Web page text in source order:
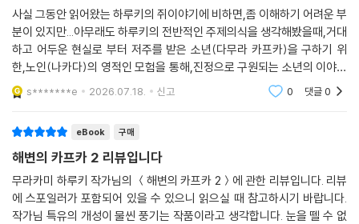
하루키의 전작에서와 마찬가지로 『해변의 카프카』 또한 꿈으로 표현된 환
상성과 초현실성이 전개에 주요한 역할을 한다. 꿈은 단순히 잠을 자는 동
안 체험하는 정신 현상에 그치지 않는다. 내면의 무의식이 반영된 사건이
며, 현실 세계와 직접적으로 연결되어 있기에 그에 따른 책임도 부여되는
것이다. 나카타는 소년 시절 겪은 사고 이후 2주 동안 의식 상실을 경험하
자신도 모르는 사이 고양이 살해범 조니 워커를 죽이고, 하늘에서 물고기
와 거머리가 떨어지는 기현상을 일으킨다. 한편 카프카는 옷에 피가 묻은
채 깨어났던 날, 특별한 꿈의 회로를 통해 도쿄에 있던 아버지를 죽였을 거
라는 가설을 세운다.
작품의 출간 이후 가진 어느 인터뷰를 통해 “다른 어떤 작품보다도 심혈을
기울여 완성했고, 내가 지닌 모든 것을 쏟아부은 작품이며, 지극히 만족스
러운 작품”이라고 표현한 것에 대해 나는 백 퍼센트 공감할 수밖에 없었
다.”
- 김춘미 (고려대 일어일문학과 교수)
사실 그동안 읽어왔는 하루키의 쥐이야기에 비하면,좀 이해하기 어려운 부
분이 있지만...아무래도 하루키의 전반적인 주제의식을 생각해봤을때,거대
하고 어두운 현실로 부터 저주를 받은 소년(다무라 카프카)을 구하기 위
한,노인(나카다)의 영적인 모험을 통해,진정으로 구원되는 소년의 이야기
로 이해되었습니다.사간가는 줄 모르고 읽게되어 기쁩니다.
s*******e 2026.07.18. 신고 0 댓글0
eBook 구매
해변의 카프카 2 리뷰입니다
무라카미 하루키 작가님의 ＜해변의 카프카 2＞에 관한 리뷰입니다. 리뷰
에 스포일러가 포함되어 있을 수 있으니 읽으실 때 참고하시기 바랍니다.
작가님 특유의 개성이 물씬 풍기는 작품이라고 생각합니다. 눈을 뗄 수 없